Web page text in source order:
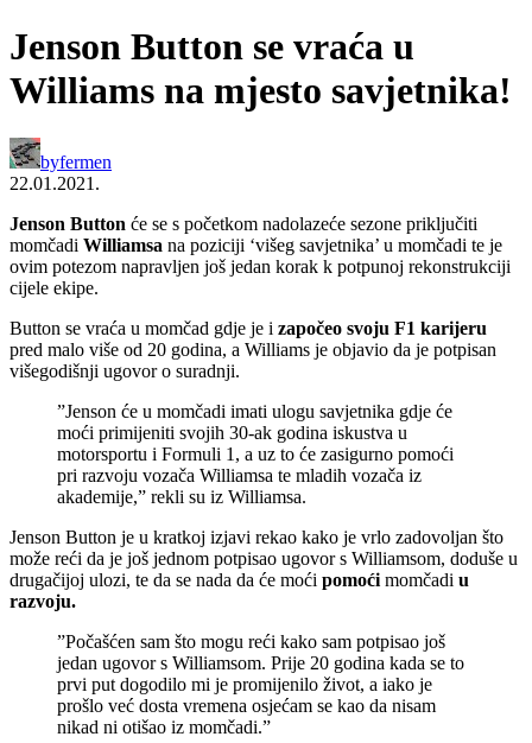
Jenson Button se vraća u
Williams na mjesto savjetnika!
byfermen
22.01.2021.
Jenson Button će se s početkom nadolazeće sezone priključiti
momčadi Williamsa na poziciji ‘višeg savjetnika’ u momčadi te je
ovim potezom napravljen još jedan korak k potpunoj rekonstrukciji
cijele ekipe.
Button se vraća u momčad gdje je i započeo svoju F1 karijeru
pred malo više od 20 godina, a Williams je objavio da je potpisan
višegodišnji ugovor o suradnji.
”Jenson će u momčadi imati ulogu savjetnika gdje će
moći primijeniti svojih 30-ak godina iskustva u
motorsportu i Formuli 1, a uz to će zasigurno pomoći
pri razvoju vozača Williamsa te mladih vozača iz
akademije,” rekli su iz Williamsa.
Jenson Button je u kratkoj izjavi rekao kako je vrlo zadovoljan što
može reći da je još jednom potpisao ugovor s Williamsom, doduše u
drugačijoj ulozi, te da se nada da će moći pomoći momčadi u
razvoju.
”Počašćen sam što mogu reći kako sam potpisao još
jedan ugovor s Williamsom. Prije 20 godina kada se to
prvi put dogodilo mi je promijenilo život, a iako je
prošlo već dosta vremena osjećam se kao da nisam
nikad ni otišao iz momčadi.”